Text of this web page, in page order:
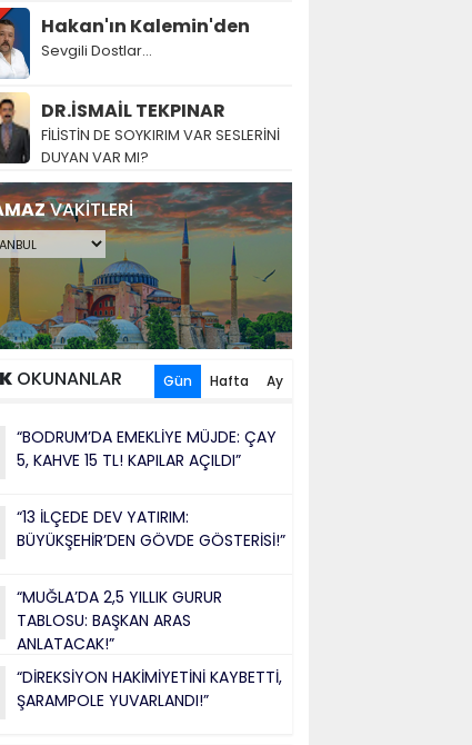
Hakan'ın Kalemin'den
Sevgili Dostlar...
DR.İSMAİL TEKPINAR
FİLİSTİN DE SOYKIRIM VAR SESLERİNİ
DUYAN VAR MI?
VAKİTLERİ
OKUNANLAR Gün Hafta Ay
“BODRUM’DA EMEKLİYE MÜJDE: ÇAY
5, KAHVE 15 TL! KAPILAR AÇILDI”
“13 İLÇEDE DEV YATIRIM:
BÜYÜKŞEHİR’DEN GÖVDE GÖSTERİSİ!”
“MUĞLA’DA 2,5 YILLIK GURUR
TABLOSU: BAŞKAN ARAS
ANLATACAK!”
“DİREKSİYON HAKİMİYETİNİ KAYBETTİ,
ŞARAMPOLE YUVARLANDI!”